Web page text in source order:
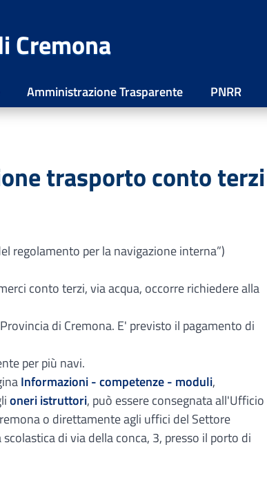
Cremona
Amministrazione Trasparente
PNRR
trasporto conto terzi
regolamento per la navigazione interna”)
conto terzi, via acqua, occorre richiedere alla
di Cremona. E' previsto il pagamento di
per più navi.
Informazioni - competenze - moduli,
oneri istruttori, può essere consegnata all'Ufficio
o direttamente agli uffici del Settore
di via della conca, 3, presso il porto di